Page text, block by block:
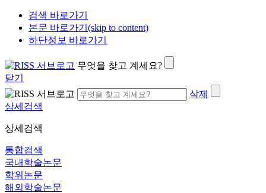
검색 바로가기
본문 바로가기(skip to content)
하단정보 바로가기
무엇을 찾고 계세요?
닫기
삭제
상세검색
상세검색
통합검색
국내학술논문
학위논문
해외학술논문